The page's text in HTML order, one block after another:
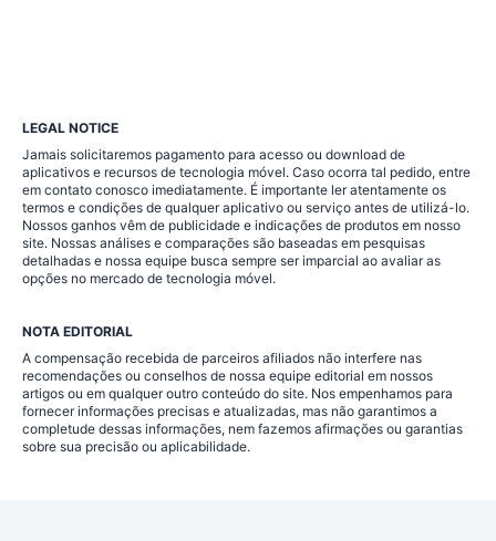
LEGAL NOTICE
Jamais solicitaremos pagamento para acesso ou download de
aplicativos e recursos de tecnologia móvel. Caso ocorra tal pedido, entre
em contato conosco imediatamente. É importante ler atentamente os
termos e condições de qualquer aplicativo ou serviço antes de utilizá-lo.
Nossos ganhos vêm de publicidade e indicações de produtos em nosso
site. Nossas análises e comparações são baseadas em pesquisas
detalhadas e nossa equipe busca sempre ser imparcial ao avaliar as
opções no mercado de tecnologia móvel.
NOTA EDITORIAL
A compensação recebida de parceiros afiliados não interfere nas
recomendações ou conselhos de nossa equipe editorial em nossos
artigos ou em qualquer outro conteúdo do site. Nos empenhamos para
fornecer informações precisas e atualizadas, mas não garantimos a
completude dessas informações, nem fazemos afirmações ou garantias
sobre sua precisão ou aplicabilidade.